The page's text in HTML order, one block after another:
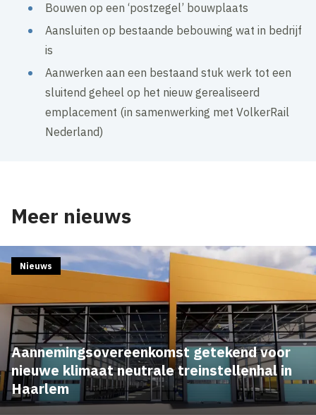
Bouwen op een ‘postzegel’ bouwplaats
Aansluiten op bestaande bebouwing wat in bedrijf
is
Aanwerken aan een bestaand stuk werk tot een
sluitend geheel op het nieuw gerealiseerd
emplacement (in samenwerking met VolkerRail
Nederland)
Meer nieuws
Aannemingsovereenkomst getekend voor
nieuwe klimaat neutrale treinstellenhal in
Haarlem
Nieuws